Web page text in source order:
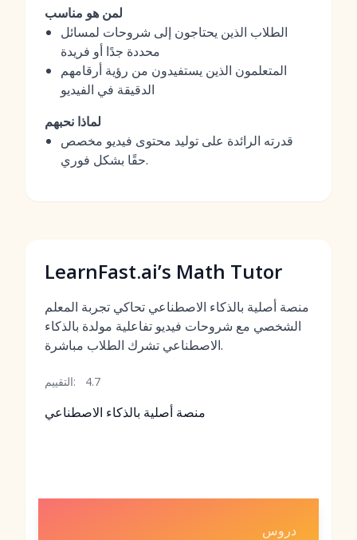
لمن هو مناسب
الطلاب الذين يحتاجون إلى شروحات لمسائل
محددة جدًا أو فريدة
المتعلمون الذين يستفيدون من رؤية أرقامهم
الدقيقة في الفيديو
لماذا نحبهم
قدرته الرائدة على توليد محتوى فيديو مخصص
حقًا بشكل فوري.
LearnFast.ai’s Math Tutor
منصة أصلية بالذكاء الاصطناعي تحاكي تجربة المعلم
الشخصي مع شروحات فيديو تفاعلية مولدة بالذكاء
الاصطناعي تشرك الطلاب مباشرة.
التقييم: 4.7
منصة أصلية بالذكاء الاصطناعي
دروس